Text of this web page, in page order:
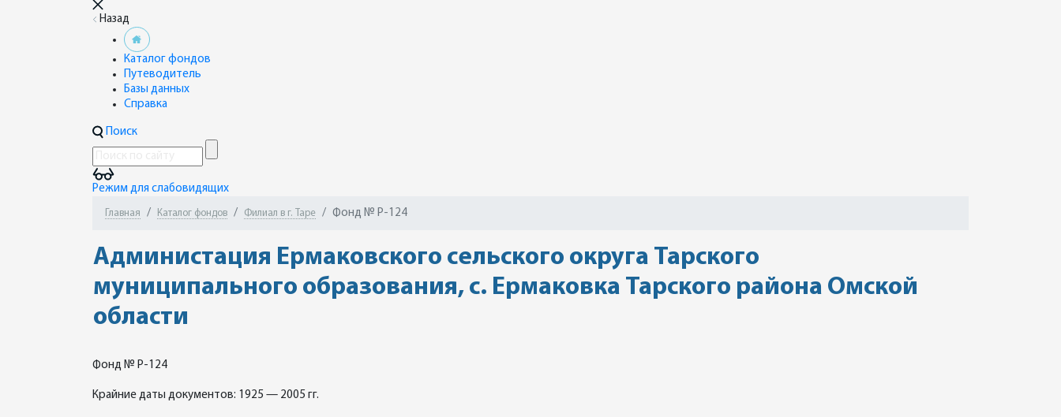
Назад
Каталог фондов
Путеводитель
Базы данных
Справка
Поиск
Режим для слабовидящих
Главная Каталог фондов Филиал в г. Таре Фонд № Р-124
Администация Ермаковского сельского округа Тарского
муниципального образования, с. Ермаковка Тарского района Омской
области
Фонд № Р-124
Крайние даты документов: 1925 — 2005 гг.